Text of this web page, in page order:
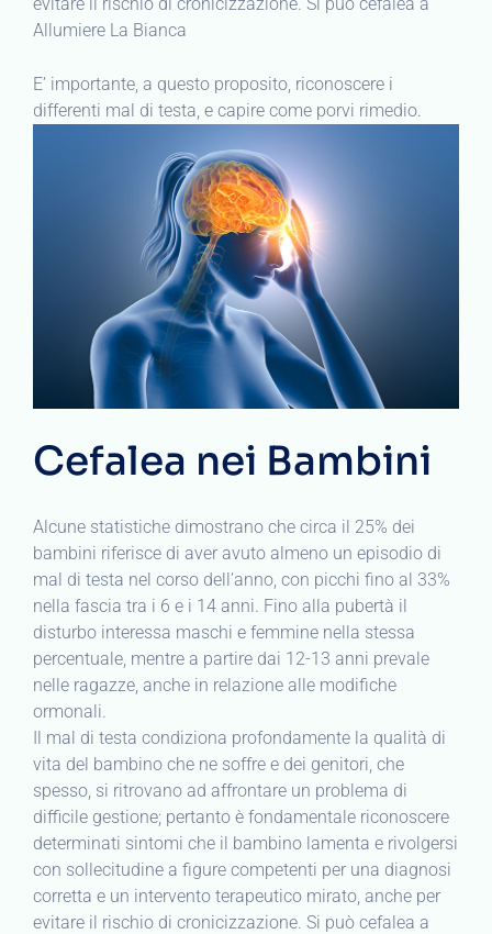
Allumiere La Bianca
E’ importante, a questo proposito, riconoscere i
differenti mal di testa, e capire come porvi rimedio.
Cefalea nei Bambini
Alcune statistiche dimostrano che circa il 25% dei
bambini riferisce di aver avuto almeno un episodio di
mal di testa nel corso dell’anno, con picchi fino al 33%
nella fascia tra i 6 e i 14 anni. Fino alla pubertà il
disturbo interessa maschi e femmine nella stessa
percentuale, mentre a partire dai 12-13 anni prevale
nelle ragazze, anche in relazione alle modifiche
ormonali.
Il mal di testa condiziona profondamente la qualità di
vita del bambino che ne soffre e dei genitori, che
spesso, si ritrovano ad affrontare un problema di
difficile gestione; pertanto è fondamentale riconoscere
determinati sintomi che il bambino lamenta e rivolgersi
con sollecitudine a figure competenti per una diagnosi
corretta e un intervento terapeutico mirato, anche per
evitare il rischio di cronicizzazione. Si può cefalea a